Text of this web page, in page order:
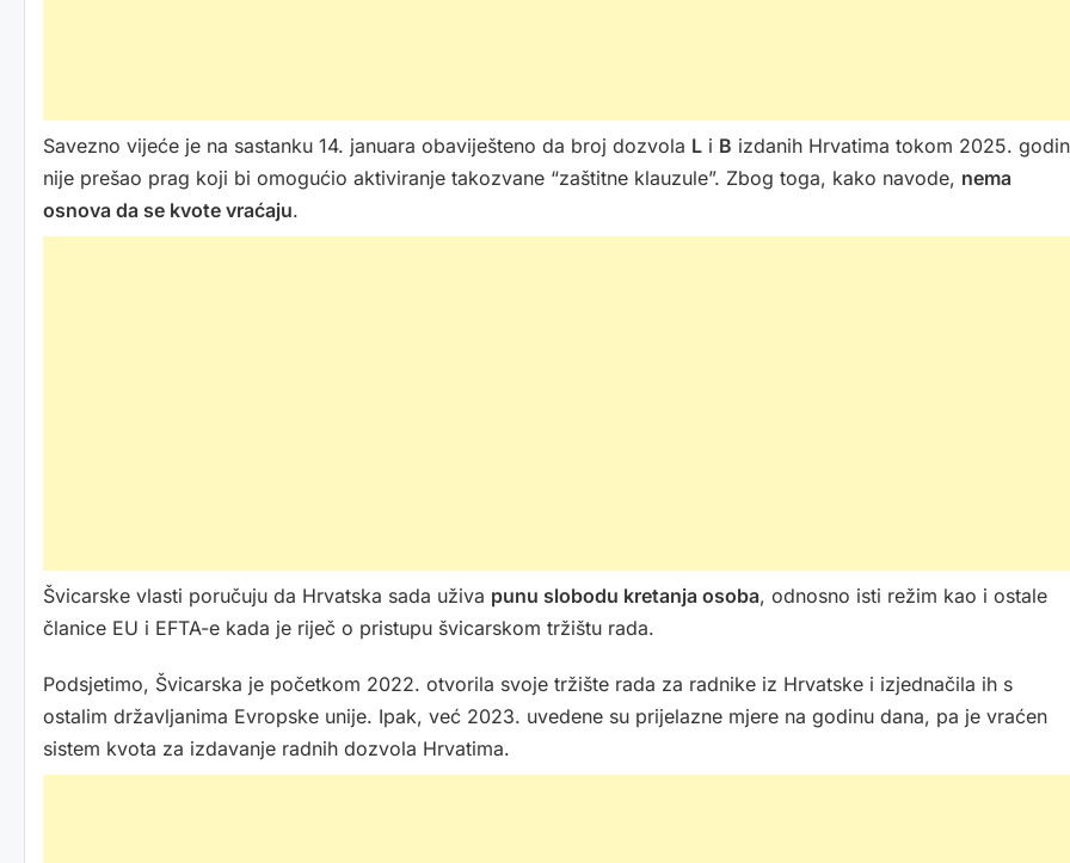
Savezno vijeće je na sastanku 14. januara obaviješteno da broj dozvola L i B izdanih Hrvatima tokom 2025.
nije prešao prag koji bi omogućio aktiviranje takozvane “zaštitne klauzule”. Zbog toga, kako navode, nema
osnova da se kvote vraćaju.
Švicarske vlasti poručuju da Hrvatska sada uživa punu slobodu kretanja osoba, odnosno isti režim kao i ostale
članice EU i EFTA-e kada je riječ o pristupu švicarskom tržištu rada.
Podsjetimo, Švicarska je početkom 2022. otvorila svoje tržište rada za radnike iz Hrvatske i izjednačila ih s
ostalim državljanima Evropske unije. Ipak, već 2023. uvedene su prijelazne mjere na godinu dana, pa je vraćen
sistem kvota za izdavanje radnih dozvola Hrvatima.